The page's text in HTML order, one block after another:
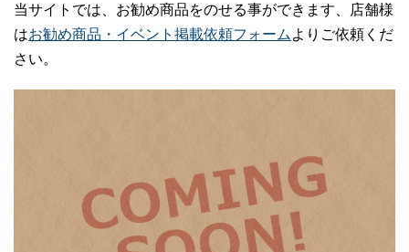
当サイトでは、お勧め商品をのせる事ができます、店舗様
はお勧め商品・イベント掲載依頼フォーム よりご依頼くだ
さい。